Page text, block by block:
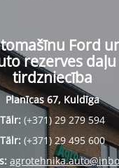
Ford
rezerves daļu
tirdzniecība
Planīcas 67, Kuldīga
Tālr: (+371) 29 279 594
Tālr: (+371) 29 495 600